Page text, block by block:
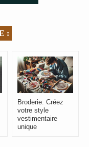
:
Broderie: Créez
votre style
vestimentaire
unique